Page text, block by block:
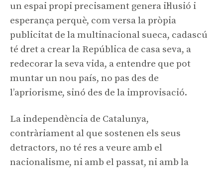
un espai propi precisament genera il·lusió i
esperança perquè, com versa la pròpia
publicitat de la multinacional sueca, cadascú
té dret a crear la República de casa seva, a
redecorar la seva vida, a entendre que pot
muntar un nou país, no pas des de
l’apriorisme, sinó des de la improvisació.
La independència de Catalunya,
contràriament al que sostenen els seus
detractors, no té res a veure amb el
nacionalisme, ni amb el passat, ni amb la